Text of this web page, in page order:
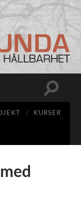
Slå
KURSER